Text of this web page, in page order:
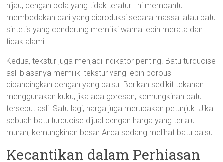
hijau, dengan pola yang tidak teratur. Ini membantu
membedakan dari yang diproduksi secara massal atau batu
sintetis yang cenderung memiliki warna lebih merata dan
tidak alami.
Kedua, tekstur juga menjadi indikator penting. Batu turquoise
asli biasanya memiliki tekstur yang lebih porous
dibandingkan dengan yang palsu. Berikan sedikit tekanan
menggunakan kuku; jika ada goresan, kemungkinan batu
tersebut asli. Satu lagi, harga juga merupakan petunjuk. Jika
sebuah batu turquoise dijual dengan harga yang terlalu
murah, kemungkinan besar Anda sedang melihat batu palsu.
Kecantikan dalam Perhiasan